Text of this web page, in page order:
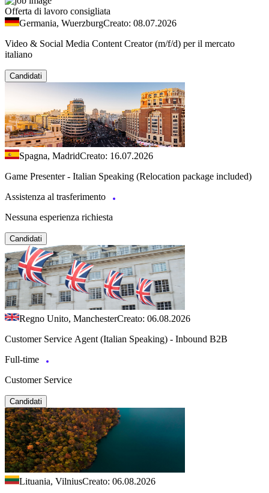
Offerta di lavoro consigliata
Germania, WuerzburgCreato: 08.07.2026
Video & Social Media Content Creator (m/f/d) per il mercato
italiano
Candidati
Spagna, MadridCreato: 16.07.2026
Game Presenter - Italian Speaking (Relocation package included)
Assistenza al trasferimento
Nessuna esperienza richiesta
Candidati
Regno Unito, ManchesterCreato: 06.08.2026
Customer Service Agent (Italian Speaking) - Inbound B2B
Full-time
Customer Service
Candidati
Lituania, VilniusCreato: 06.08.2026